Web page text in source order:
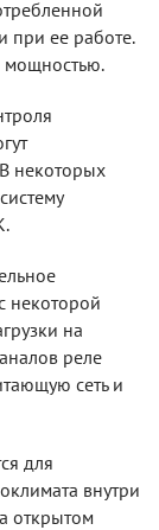
при ее работе.
мощностью.
некоторых
некоторой
на
реле
сеть и
для
внутри
открытом